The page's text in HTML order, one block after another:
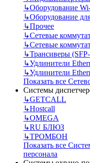
↳Оборудование
↳Оборудование
↳Прочее
↳Сетевые
↳Сетевые
↳Трансиверы
↳Удлинители
↳Удлинители
Показать все
Системы
↳GETCALL
↳Hostcall
↳OMEGA
↳RU БЛЮЗ
↳ТРОМБОН
Показать все
персонала